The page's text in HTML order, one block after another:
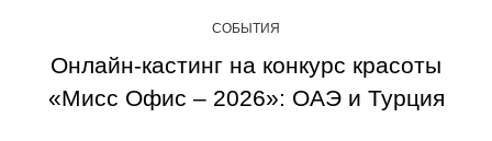
СОБЫТИЯ
Онлайн-кастинг на конкурс красоты
«Мисс Офис – 2026»: ОАЭ и Турция